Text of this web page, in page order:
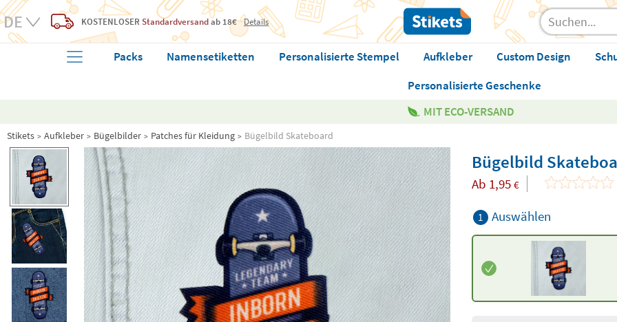
KOSTENLOSER Standardversandab 18€ Details
Packs Namensetiketten Personalisierte Stempel Aufkleber Custom Design
Personalisierte Geschenke
MIT ECO-VERSAND
Stikets Aufkleber Bügelbilder Patches für Kleidung Bügelbild Skateboard
Bügelbild
Ab 1,95 €
1 Auswählen